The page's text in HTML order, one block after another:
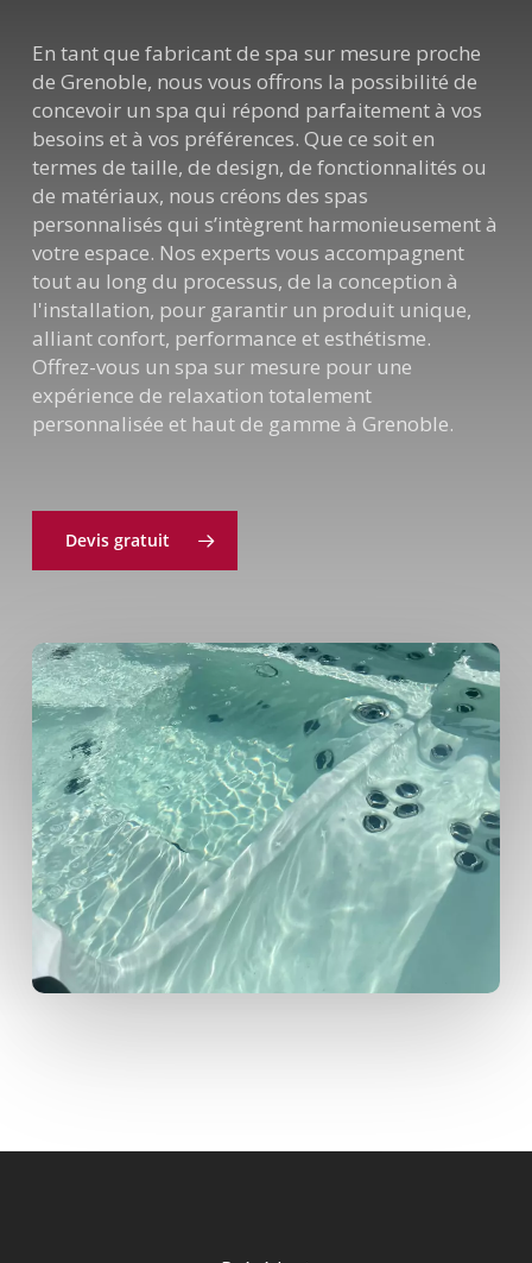
En tant que fabricant de spa sur mesure proche
de Grenoble, nous vous offrons la possibilité de
concevoir un spa qui répond parfaitement à vos
besoins et à vos préférences. Que ce soit en
termes de taille, de design, de fonctionnalités ou
de matériaux, nous créons des spas
personnalisés qui s’intègrent harmonieusement à
votre espace. Nos experts vous accompagnent
tout au long du processus, de la conception à
l'installation, pour garantir un produit unique,
alliant confort, performance et esthétisme.
Offrez-vous un spa sur mesure pour une
expérience de relaxation totalement
personnalisée et haut de gamme à Grenoble.
Devis gratuit